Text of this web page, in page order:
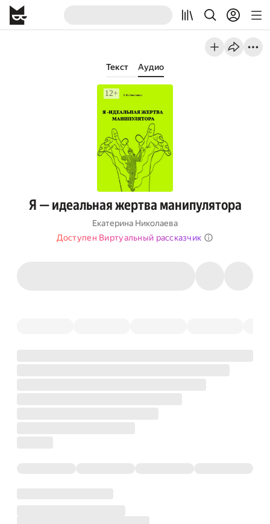
Текст Аудио
Я — идеальная жертва манипулятора
Екатерина Николаева
Доступен Виртуальный рассказчик